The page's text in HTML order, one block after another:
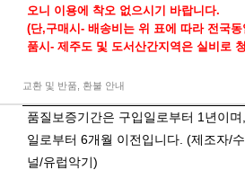
오니 이용에 착오 없으시기 바랍니다.
(단,구매시- 배송비는 위 표에 따라 전국
품시- 제주도 및 도서산간지역은 실비로
교환 및 반품, 환불 안내
품질보증기간은 구입일로부터 1년이
일로부터 6개월 이전입니다. (제조자/
널/유럽악기)